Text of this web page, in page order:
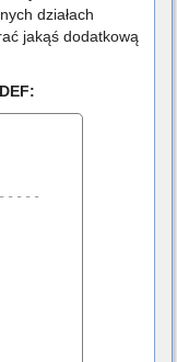
działach
jakąś dodatkową